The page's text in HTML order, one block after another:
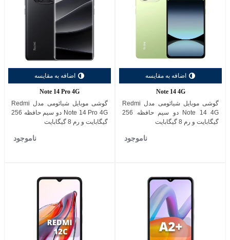
اضافه به مقایسه
Note 14 4G
گوشی موبایل شیائومی مدل Redmi
Note 14 4G دو سیم حافظه 256
گیگابایت و رم 8 گیگابایت
ناموجود
اضافه به مقایسه
Note 14 Pro 4G
گوشی موبایل شیائومی مدل Redmi
Note 14 Pro 4G دو سیم حافظه 256
گیگابایت و رم 8 گیگابایت
ناموجود